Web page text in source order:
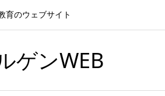
育のウェブサイト
ゲンWEB